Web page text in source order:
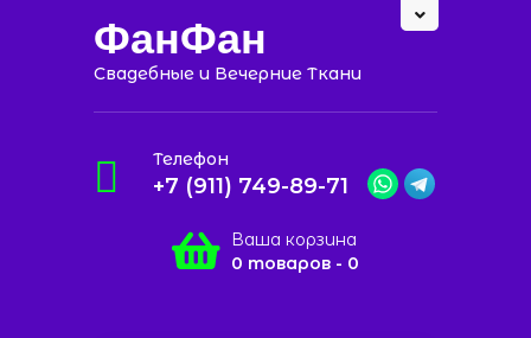
ФанФан
Свадебные и Вечерние Ткани
Телефон
+7 (911) 749-89-71
Ваша корзина
0 товаров - 0